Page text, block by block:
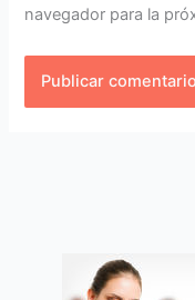
navegador para la